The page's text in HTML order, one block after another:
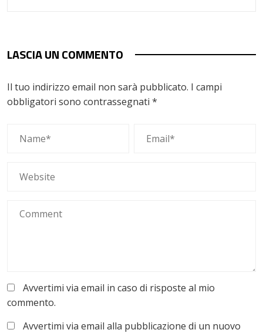
LASCIA UN COMMENTO
Il tuo indirizzo email non sarà pubblicato. I campi
obbligatori sono contrassegnati *
Avvertimi via email in caso di risposte al mio
commento.
Avvertimi via email alla pubblicazione di un nuovo